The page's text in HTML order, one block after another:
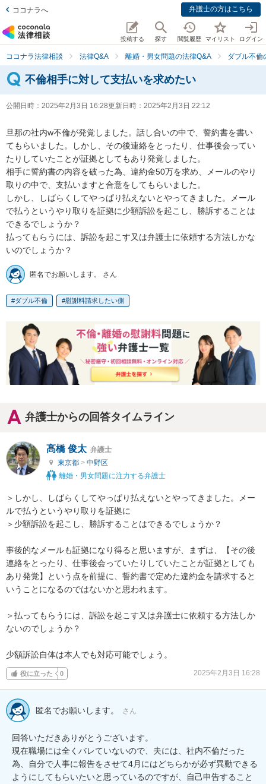
ココナラへ 弁護士の方はこちら
投稿する 探す 閲覧履歴 マイリスト ログイン
ココナラ法律相談 法律Q&A 離婚・男女問題の法律Q&A ダブル不倫
不倫相手に対して支払いを求めたい
公開日時： 2025年2月3日 16:28更新日時： 2025年2月3日 22:12
旦那の社内w不倫が発覚しました。話し合いの中で、誓約書を書い
てもらいました。しかし、その後連絡をとったり、仕事後会ってい
たりしていたことが証拠としてもあり発覚しました。
相手に誓約書の内容を破った為、違約金50万を求め、メールのやり
取りの中で、支払いますと合意をしてもらいました。
しかし、しばらくしてやっぱり払えないとやってきました。メール
で払うというやり取りを証拠に少額訴訟を起こし、勝訴することは
できるでしょうか？
払ってもらうには、訴訟を起こす又は弁護士に依頼する方法しかな
いのでしょうか？
匿名でお願いします。 さん
ダブル不倫 慰謝料請求したい側
弁護士からの回答タイムライン
髙橋 俊太 弁護士
東京都 > 中野区
離婚・男女問題に注力する弁護士
＞しかし、しばらくしてやっぱり払えないとやってきました。メー
ルで払うというやり取りを証拠に
＞少額訴訟を起こし、勝訴することはできるでしょうか？
事後的なメールも証拠になり得ると思いますが、まずは、【その後
連絡をとったり、仕事後会っていたりしていたことが証拠としても
あり発覚】という点を前提に、誓約書で定めた違約金を請求すると
いうことになるのではないかと思われます。
＞払ってもらうには、訴訟を起こす又は弁護士に依頼する方法しか
ないのでしょうか？
少額訴訟自体は本人でも対応可能でしょう。
役に立った 0 2025年2月3日 16:28
匿名でお願いします。 さん
回答いただきありがとうございます。
現在職場には全くバレていないので、夫には、社内不倫だった
為、自分で人事に報告をさせて4月にはどちらかが必ず異動できる
ようにしてもらいたいと思っているのですが、自己申告すること